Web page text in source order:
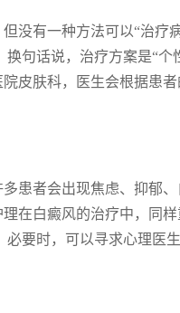
没有一种方法可以“治
句话说，治疗方案是“
皮肤科，医生会根据患
患者会出现焦虑、抑郁
在白癜风的治疗中，同
要时，可以寻求心理医